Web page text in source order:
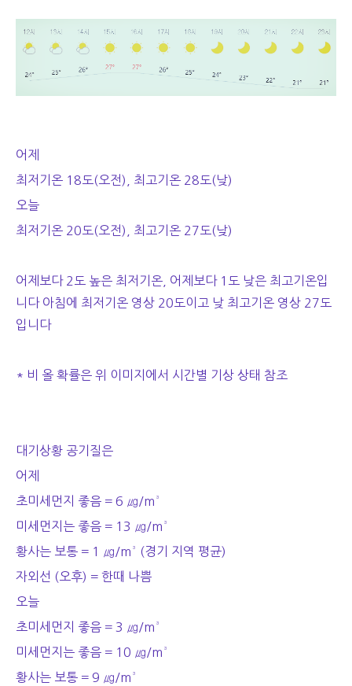
어제
최저기온 18도(오전), 최고기온 28도(낮)
오늘
최저기온 20도(오전), 최고기온 27도(낮)
어제보다 2도 높은 최저기온, 어제보다 1도 낮은 최고기온입
니다 아침에 최저기온 영상 20도이고 낮 최고기온 영상 27도
입니다
* 비 올 확률은 위 이미지에서 시간별 기상 상태 참조
대기상황 공기질은
어제
초미세먼지 좋음 = 6 ㎍/m³
미세먼지는 좋음 = 13 ㎍/m³
황사는 보통 = 1 ㎍/m³ (경기 지역 평균)
자외선 (오후) = 한때 나쁨
오늘
초미세먼지 좋음 = 3 ㎍/m³
미세먼지는 좋음 = 10 ㎍/m³
황사는 보통 = 9 ㎍/m³